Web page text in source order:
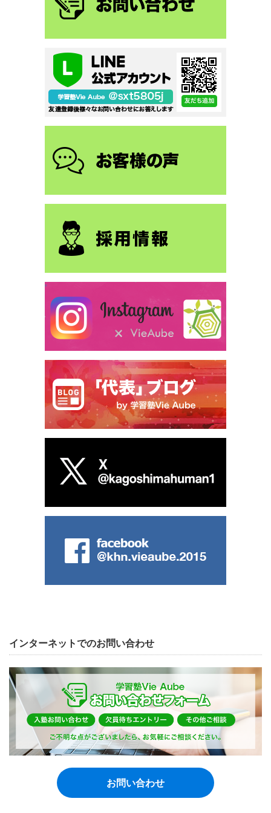
インターネットでのお問い合わせ
お問い合わせ